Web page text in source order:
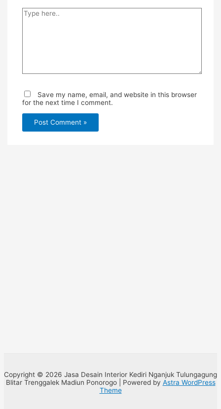
Type
here..
Save my name, email, and website in this browser
for the next time I comment.
Copyright © 2026 Jasa Desain Interior Kediri Nganjuk Tulungagung
Blitar Trenggalek Madiun Ponorogo | Powered by Astra WordPress
Theme